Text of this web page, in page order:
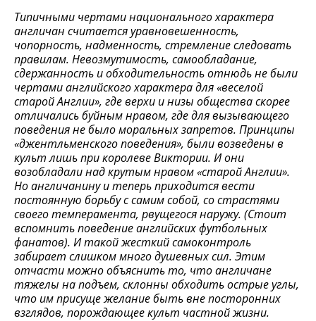
Типичными чертами национального характера
англичан считается уравновешенность,
чопорность, надменность, стремление следовать
правилам. Невозмутимость, самообладание,
сдержанность и обходительность отнюдь не были
чертами английского характера для «веселой
старой Англии», где верхи и низы общества скорее
отличались буйным нравом, где для вызывающего
поведения не было моральных запретов. Принципы
«джентльменского поведения», были возведены в
культ лишь при королеве Виктории. И они
возобладали над крутым нравом «старой Англии».
Но англичанину и теперь приходится вести
постоянную борьбу с самим собой, со страстями
своего темперамента, рвущегося наружу. (Стоит
вспомнить поведение английских футбольных
фанатов). И такой жесткий самоконтроль
забирает слишком много душевных сил. Этим
отчасти можно объяснить то, что англичане
тяжелы на подъем, склонны обходить острые углы,
что им присуще желание быть вне посторонних
взглядов, порождающее культ частной жизни.